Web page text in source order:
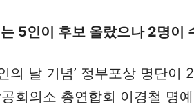
5인이 후보 올랐으나 2명이
의 날 기념’ 정부포상 명단이
회의소 총연합회 이경철 명